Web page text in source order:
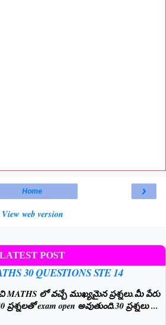
›
Home
View web version
LATEST POST
30 QUESTIONS STE 14
MATHS లో వచ్చే ముఖ్యమైన ప్రశ్నలు.మీ పేరు
exam open అవుతుంది.30 ప్రశ్నలు ...